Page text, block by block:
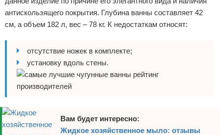
антискользящего покрытия. Глубина ванны составляет 42
см, а объем 182 л, вес – 78 кг. К недостаткам относят:
отсутствие ножек в комплекте;
установку вдоль стены.
Вам будет интересно:
Жидкое хозяйственное мыло: отзывы